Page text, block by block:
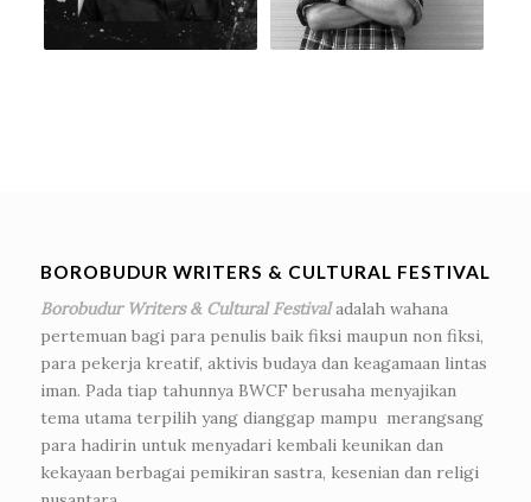
BOROBUDUR WRITERS & CULTURAL FESTIVAL
Borobudur Writers & Cultural Festivaladalah wahana
pertemuan bagi para penulis baik fiksi maupun non fiksi,
para pekerja kreatif, aktivis budaya dan keagamaan lintas
iman. Pada tiap tahunnya BWCF berusaha menyajikan
tema utama terpilih yang dianggap mampu merangsang
para hadirin untuk menyadari kembali keunikan dan
kekayaan berbagai pemikiran sastra, kesenian dan religi